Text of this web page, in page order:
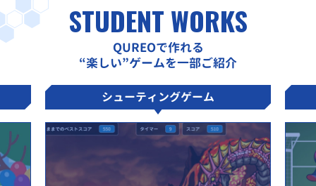
STUDENT WORKS
QUREOで作れる
“楽しい”ゲームを一部ご紹介
シューティングゲーム